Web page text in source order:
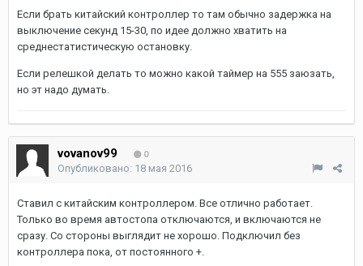
Если брать китайский контроллер то там обычно задержка на
выключение секунд 15-30, по идее должно хватить на
среднестатистическую остановку.
Если релешкой делать то можно какой таймер на 555 заюзать,
но эт надо думать.
vovanov99 0
Опубликовано: 18 мая 2016
Ставил с китайским контроллером. Все отлично работает.
Только во время автостопа отключаются, и включаются не
сразу. Со стороны выглядит не хорошо. Подключил без
контроллера пока, от постоянного +.